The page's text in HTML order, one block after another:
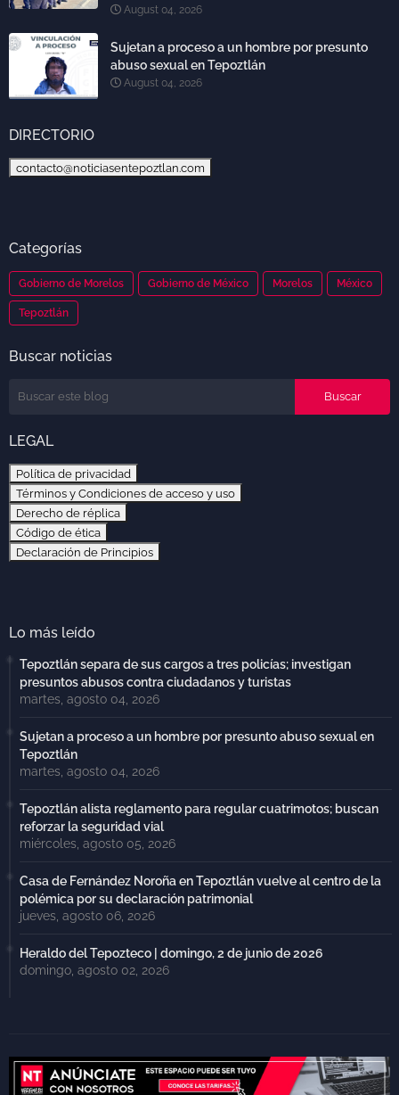
August 04, 2026
Sujetan a proceso a un hombre por presunto
abuso sexual en Tepoztlán
August 04, 2026
DIRECTORIO
contacto@noticiasentepoztlan.com
Categorías
Gobierno de Morelos Gobierno de México Morelos México
Tepoztlán
Buscar noticias
LEGAL
Política de privacidad
Términos y Condiciones de acceso y uso
Derecho de réplica
Código de ética
Declaración de Principios
Lo más leído
Tepoztlán separa de sus cargos a tres policías; investigan
presuntos abusos contra ciudadanos y turistas
martes, agosto 04, 2026
Sujetan a proceso a un hombre por presunto abuso sexual en
Tepoztlán
martes, agosto 04, 2026
Tepoztlán alista reglamento para regular cuatrimotos; buscan
reforzar la seguridad vial
miércoles, agosto 05, 2026
Casa de Fernández Noroña en Tepoztlán vuelve al centro de la
polémica por su declaración patrimonial
jueves, agosto 06, 2026
Heraldo del Tepozteco | domingo, 2 de junio de 2026
domingo, agosto 02, 2026